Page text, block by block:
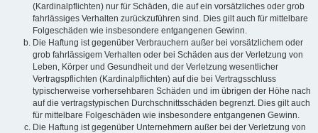
(Kardinalpflichten) nur für Schäden, die auf ein vorsätzliches oder grob
fahrlässiges Verhalten zurückzuführen sind. Dies gilt auch für mittelbare
Folgeschäden wie insbesondere entgangenen Gewinn.
Die Haftung ist gegenüber Verbrauchern außer bei vorsätzlichem oder
grob fahrlässigem Verhalten oder bei Schäden aus der Verletzung von
Leben, Körper und Gesundheit und der Verletzung wesentlicher
Vertragspflichten (Kardinalpflichten) auf die bei Vertragsschluss
typischerweise vorhersehbaren Schäden und im übrigen der Höhe nach
auf die vertragstypischen Durchschnittsschäden begrenzt. Dies gilt auch
für mittelbare Folgeschäden wie insbesondere entgangenen Gewinn.
Die Haftung ist gegenüber Unternehmern außer bei der Verletzung von